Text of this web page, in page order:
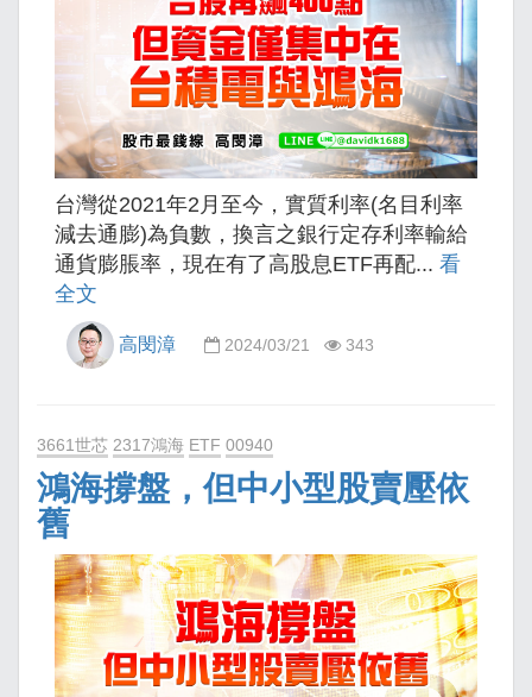
台灣從2021年2月至今，實質利率(名目利率
減去通膨)為負數，換言之銀行定存利率輸給
通貨膨脹率，現在有了高股息ETF再配... 看
全文
高閔漳 2024/03/21 343
3661世芯 2317鴻海 ETF 00940
鴻海撐盤，但中小型股賣壓依
舊